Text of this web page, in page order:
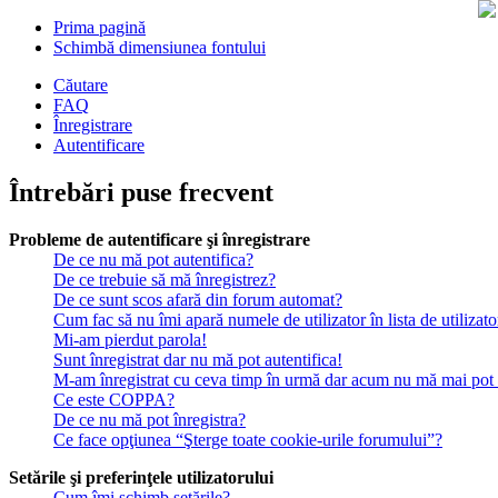
Prima pagină
Schimbă dimensiunea fontului
Căutare
FAQ
Înregistrare
Autentificare
Întrebări puse frecvent
Probleme de autentificare şi înregistrare
De ce nu mă pot autentifica?
De ce trebuie să mă înregistrez?
De ce sunt scos afară din forum automat?
Cum fac să nu îmi apară numele de utilizator în lista de
Mi-am pierdut parola!
Sunt înregistrat dar nu mă pot autentifica!
M-am înregistrat cu ceva timp în urmă dar acum nu mă mai pot
Ce este COPPA?
De ce nu mă pot înregistra?
Ce face opţiunea “Şterge toate cookie-urile forumului”?
Setările şi preferinţele utilizatorului